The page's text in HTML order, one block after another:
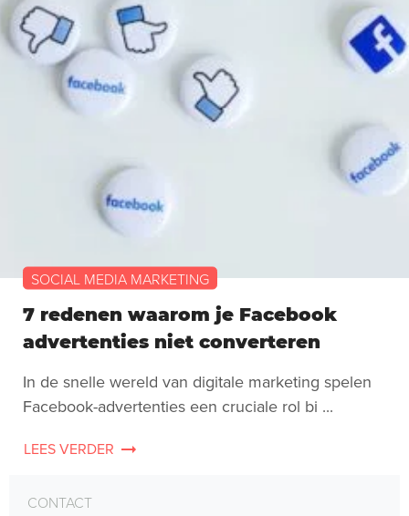
SOCIAL MEDIA MARKETING
7 redenen waarom je Facebook
advertenties niet converteren
In de snelle wereld van digitale marketing spelen
Facebook-advertenties een cruciale rol bi ...
LEES VERDER
CONTACT